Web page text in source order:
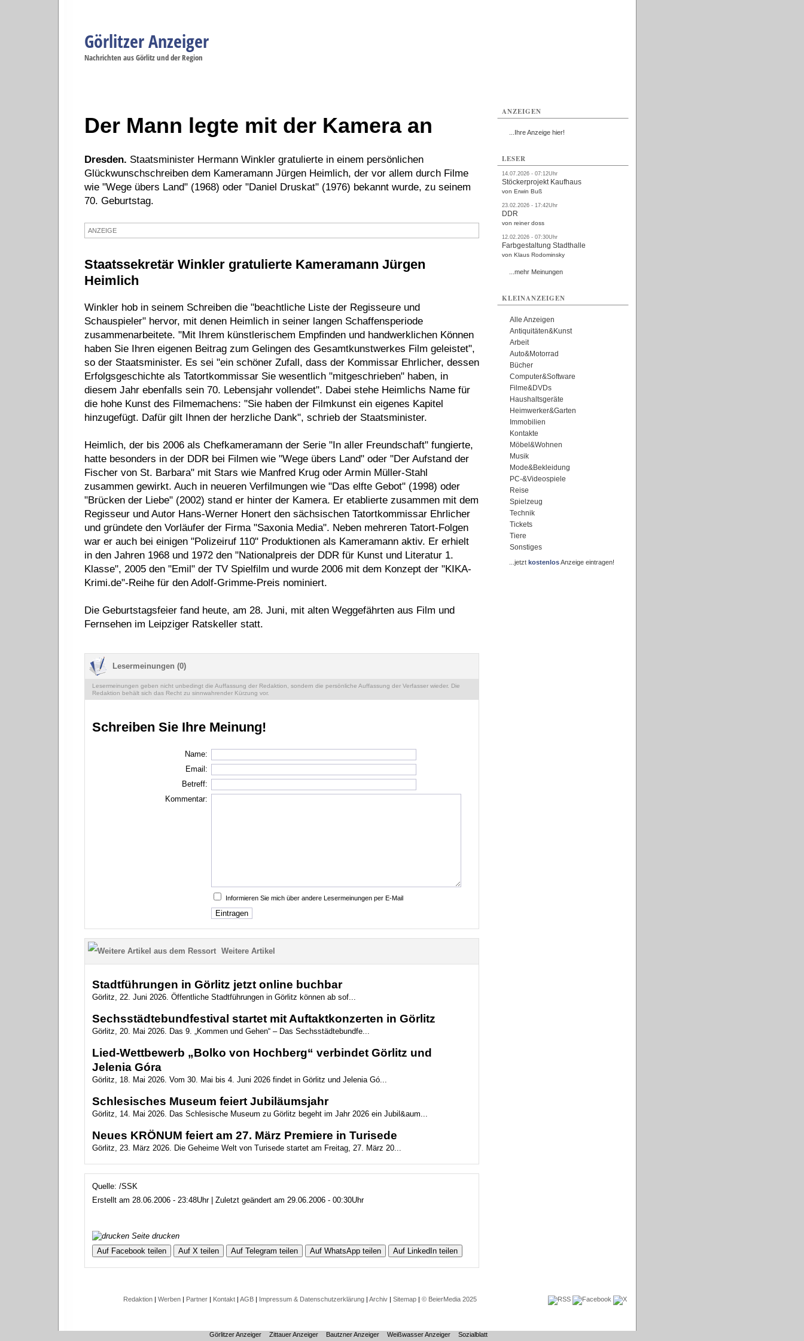
Görlitzer Anzeiger
Nachrichten aus Görlitz und der Region
Der Mann legte mit der Kamera an
Dresden. Staatsminister Hermann Winkler gratulierte in einem persönlichen
Glückwunschschreiben dem Kameramann Jürgen Heimlich, der vor allem durch Filme
wie "Wege übers Land" (1968) oder "Daniel Druskat" (1976) bekannt wurde, zu seinem
70. Geburtstag.
ANZEIGE
Staatssekretär Winkler gratulierte Kameramann Jürgen
Heimlich
Winkler hob in seinem Schreiben die "beachtliche Liste der Regisseure und
Schauspieler" hervor, mit denen Heimlich in seiner langen Schaffensperiode
zusammenarbeitete. "Mit Ihrem künstlerischem Empfinden und handwerklichen Können
haben Sie Ihren eigenen Beitrag zum Gelingen des Gesamtkunstwerkes Film geleistet",
so der Staatsminister. Es sei "ein schöner Zufall, dass der Kommissar Ehrlicher, dessen
Erfolgsgeschichte als Tatortkommissar Sie wesentlich "mitgeschrieben" haben, in
diesem Jahr ebenfalls sein 70. Lebensjahr vollendet". Dabei stehe Heimlichs Name für
die hohe Kunst des Filmemachens: "Sie haben der Filmkunst ein eigenes Kapitel
hinzugefügt. Dafür gilt Ihnen der herzliche Dank", schrieb der Staatsminister.
Heimlich, der bis 2006 als Chefkameramann der Serie "In aller Freundschaft" fungierte,
hatte besonders in der DDR bei Filmen wie "Wege übers Land" oder "Der Aufstand der
Fischer von St. Barbara" mit Stars wie Manfred Krug oder Armin Müller-Stahl
zusammen gewirkt. Auch in neueren Verfilmungen wie "Das elfte Gebot" (1998) oder
"Brücken der Liebe" (2002) stand er hinter der Kamera. Er etablierte zusammen mit dem
Regisseur und Autor Hans-Werner Honert den sächsischen Tatortkommissar Ehrlicher
und gründete den Vorläufer der Firma "Saxonia Media". Neben mehreren Tatort-Folgen
war er auch bei einigen "Polizeiruf 110" Produktionen als Kameramann aktiv. Er erhielt
in den Jahren 1968 und 1972 den "Nationalpreis der DDR für Kunst und Literatur 1.
Klasse", 2005 den "Emil" der TV Spielfilm und wurde 2006 mit dem Konzept der "KIKA-
Krimi.de"-Reihe für den Adolf-Grimme-Preis nominiert.
Die Geburtstagsfeier fand heute, am 28. Juni, mit alten Weggefährten aus Film und
Fernsehen im Leipziger Ratskeller statt.
Lesermeinungen (0)
Lesermeinungen geben nicht unbedingt die Auffassung der Redaktion, sondern die persönliche Auffassung der Verfasser wieder. Die
Redaktion behält sich das Recht zu sinnwahrender Kürzung vor.
Schreiben Sie Ihre Meinung!
Name:
Email:
Betreff:
Kommentar:
Informieren Sie mich über andere Lesermeinungen per E-Mail
Weitere Artikel
Stadtführungen in Görlitz jetzt online buchbar
Görlitz, 22. Juni 2026. Öffentliche Stadtführungen in Görlitz können ab sof...
Sechsstädtebundfestival startet mit Auftaktkonzerten in Görlitz
Görlitz, 20. Mai 2026. Das 9. „Kommen und Gehen“ – Das Sechsstädtebundfe...
Lied-Wettbewerb „Bolko von Hochberg“ verbindet Görlitz und
Jelenia Góra
Görlitz, 18. Mai 2026. Vom 30. Mai bis 4. Juni 2026 findet in Görlitz und Jelenia Gó...
Schlesisches Museum feiert Jubiläumsjahr
Görlitz, 14. Mai 2026. Das Schlesische Museum zu Görlitz begeht im Jahr 2026 ein Jubil&aum...
Neues KRÖNUM feiert am 27. März Premiere in Turisede
Görlitz, 23. März 2026. Die Geheime Welt von Turisede startet am Freitag, 27. März 20...
Quelle: /SSK
Erstellt am 28.06.2006 - 23:48Uhr | Zuletzt geändert am 29.06.2006 - 00:30Uhr
Seite drucken
Auf Facebook teilen
Auf X teilen Auf Telegram teilen Auf WhatsApp teilen Auf LinkedIn teilen
ANZEIGEN
...Ihre Anzeige hier!
LESER
14.07.2026 - 07:12Uhr
Stöckerprojekt Kaufhaus
von Erwin Buß
23.02.2026 - 17:42Uhr
DDR
von reiner doss
12.02.2026 - 07:30Uhr
Farbgestaltung Stadthalle
von Klaus Rodominsky
...mehr Meinungen
KLEINANZEIGEN
Alle Anzeigen
Antiquitäten&Kunst
Arbeit
Auto&Motorrad
Bücher
Computer&Software
Filme&DVDs
Haushaltsgeräte
Heimwerker&Garten
Immobilien
Kontakte
Möbel&Wohnen
Musik
Mode&Bekleidung
PC-&Videospiele
Reise
Spielzeug
Technik
Tickets
Tiere
Sonstiges
...jetzt kostenlosAnzeige eintragen!
Redaktion | Werben | Partner | Kontakt | AGB | Impressum & Datenschutzerklärung | Archiv | Sitemap | © BeierMedia 2025
Görlitzer Anzeiger Zittauer Anzeiger Bautzner Anzeiger Weißwasser Anzeiger Sozialblatt